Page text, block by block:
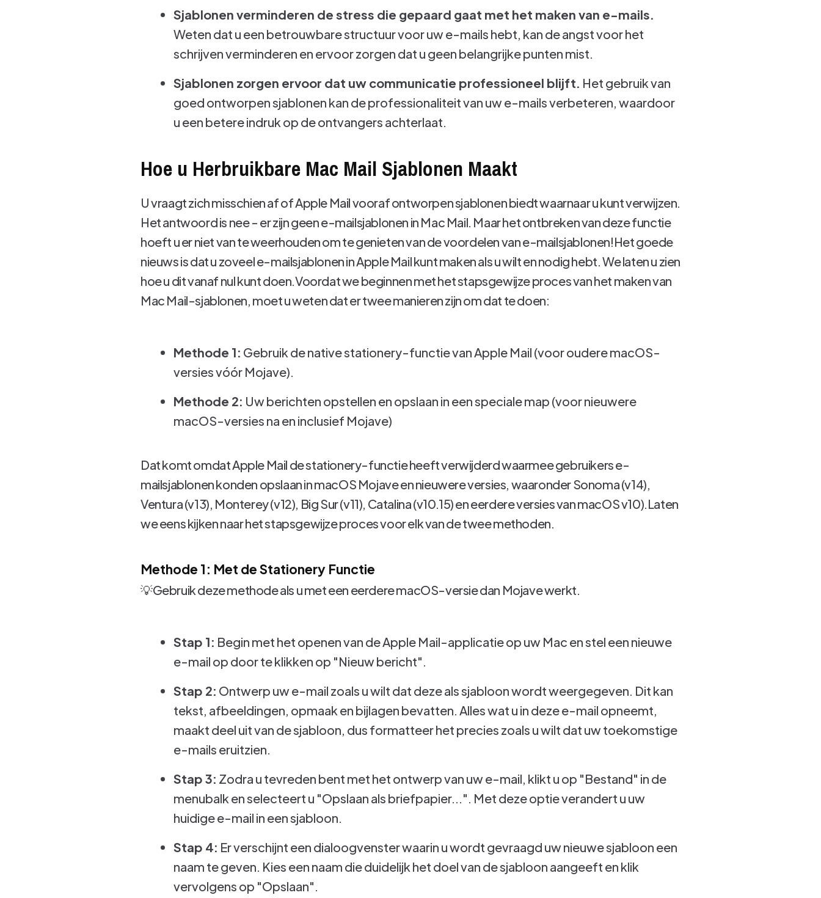
Sjablonen verminderen de stress die gepaard gaat met het maken van e-mails.
Weten dat u een betrouwbare structuur voor uw e-mails hebt, kan de angst voor het
schrijven verminderen en ervoor zorgen dat u geen belangrijke punten mist.
Sjablonen zorgen ervoor dat uw communicatie professioneel blijft. Het gebruik van
goed ontworpen sjablonen kan de professionaliteit van uw e-mails verbeteren, waardoor
u een betere indruk op de ontvangers achterlaat.
Hoe u Herbruikbare Mac Mail Sjablonen Maakt
U vraagt ​​zich misschien af ​​of Apple Mail vooraf ontworpen sjablonen biedt waarnaar u kunt verwijzen.
Het antwoord is nee - er zijn geen e-mailsjablonen in Mac Mail. Maar het ontbreken van deze functie
hoeft u er niet van te weerhouden om te genieten van de voordelen van e-mailsjablonen!Het goede
nieuws is dat u zoveel e-mailsjablonen in Apple Mail kunt maken als u wilt en nodig hebt. We laten u zien
hoe u dit vanaf nul kunt doen.Voordat we beginnen met het stapsgewijze proces van het maken van
Mac Mail-sjablonen, moet u weten dat er twee manieren zijn om dat te doen:
Methode 1: Gebruik de native stationery-functie van Apple Mail (voor oudere macOS-
versies vóór Mojave).
Methode 2: Uw berichten opstellen en opslaan in een speciale map (voor nieuwere
macOS-versies na en inclusief Mojave)
Dat komt omdat Apple Mail de stationery-functie heeft verwijderd waarmee gebruikers e-
mailsjablonen konden opslaan in macOS Mojave en nieuwere versies, waaronder Sonoma (v14),
Ventura (v13), Monterey (v12), Big Sur (v11), Catalina (v10.15) en eerdere versies van macOS v10).Laten
we eens kijken naar het stapsgewijze proces voor elk van de twee methoden.
Methode 1: Met de Stationery Functie
💡Gebruik deze methode als u met een eerdere macOS-versie dan Mojave werkt.
Stap 1: Begin met het openen van de Apple Mail-applicatie op uw Mac en stel een nieuwe
e-mail op door te klikken op "Nieuw bericht".
Stap 2: Ontwerp uw e-mail zoals u wilt dat deze als sjabloon wordt weergegeven. Dit kan
tekst, afbeeldingen, opmaak en bijlagen bevatten. Alles wat u in deze e-mail opneemt,
maakt deel uit van de sjabloon, dus formatteer het precies zoals u wilt dat uw toekomstige
e-mails eruitzien.
Stap 3: Zodra u tevreden bent met het ontwerp van uw e-mail, klikt u op "Bestand" in de
menubalk en selecteert u "Opslaan als briefpapier...". Met deze optie verandert u uw
huidige e-mail in een sjabloon.
Stap 4: Er verschijnt een dialoogvenster waarin u wordt gevraagd uw nieuwe sjabloon een
naam te geven. Kies een naam die duidelijk het doel van de sjabloon aangeeft en klik
vervolgens op "Opslaan".